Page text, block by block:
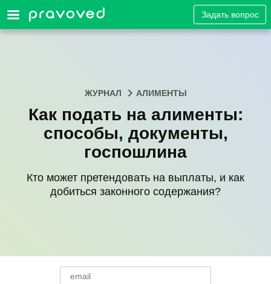
Задать вопрос
ЖУРНАЛ АЛИМЕНТЫ
Как подать на алименты:
способы, документы,
госпошлина
Кто может претендовать на выплаты, и как
добиться законного содержания?